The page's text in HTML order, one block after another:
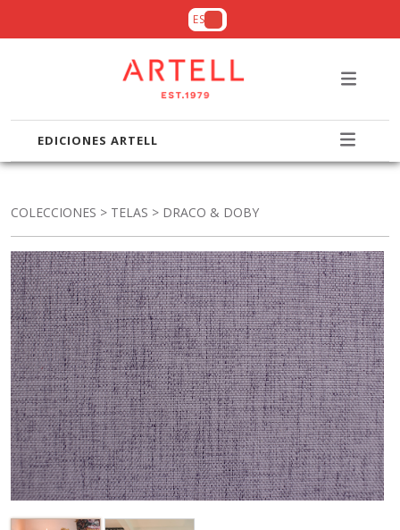
ES
EDICIONES ARTELL
COLECCIONES > TELAS > DRACO & DOBY